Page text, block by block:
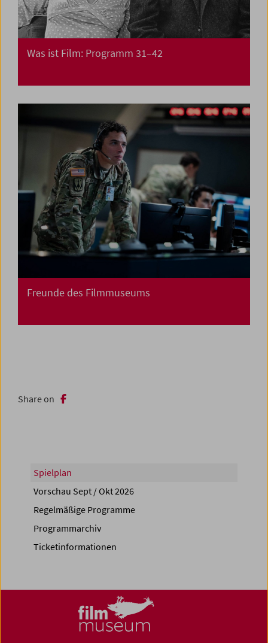
Was ist Film: Programm 31–42
Freunde des Filmmuseums
Share on
Spielplan
Vorschau Sept / Okt 2026
Regelmäßige Programme
Programmarchiv
Ticketinformationen